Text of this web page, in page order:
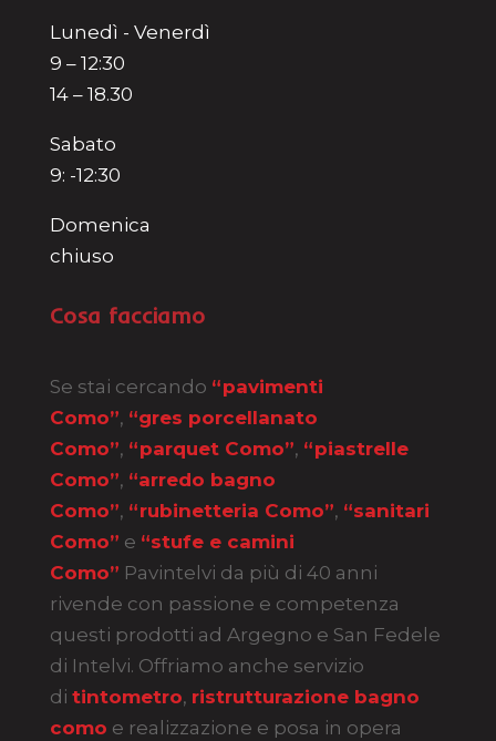
Lunedì - Venerdì
9 – 12:30
14 – 18.30
Sabato
9: -12:30
Domenica
chiuso
Cosa facciamo
Se stai cercando “pavimenti
Como”, “gres porcellanato
Como”, “parquet Como”, “piastrelle
Como”, “arredo bagno
Como”, “rubinetteria Como”, “sanitari
Como” e “stufe e camini
Como” Pavintelvi da più di 40 anni
rivende con passione e competenza
questi prodotti ad Argegno e San Fedele
di Intelvi. Offriamo anche servizio
di tintometro, ristrutturazione bagno
como e realizzazione e posa in opera